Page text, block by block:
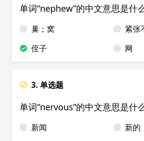
单词“nephew”的中文意思是什
巢；窝
紧张
侄子
网
3. 单选题
单词“nervous”的中文意思是什
新闻
新的